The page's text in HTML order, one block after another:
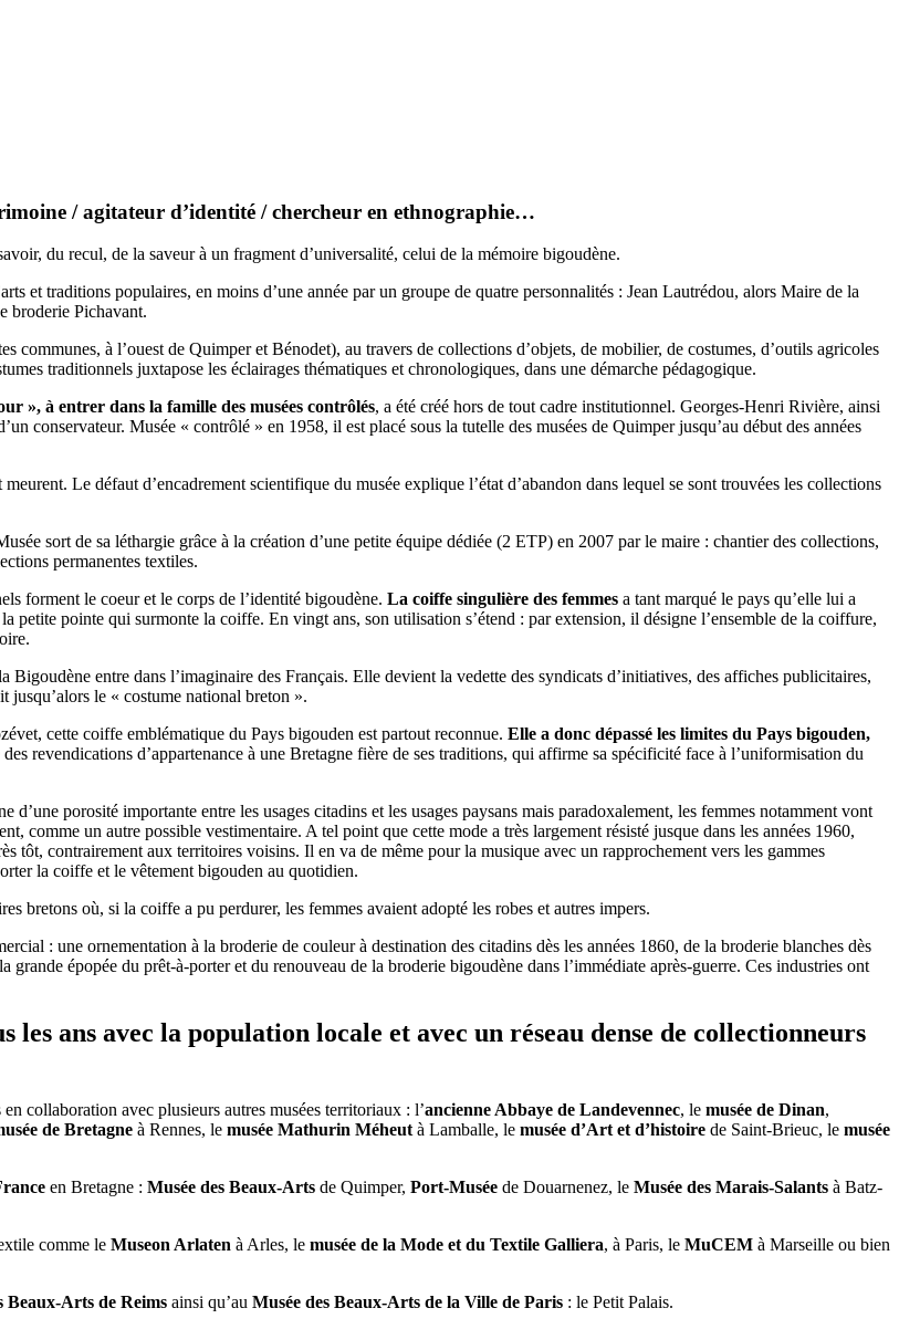
/ agitateur d’identité / chercheur en ethnographie…
du recul, de la saveur à un fragment d’universalité, celui de la mémoire bigoudène.
et traditions populaires, en moins d’une année par un groupe de quatre personnalités : Jean Lautrédou, alors Maire de la
broderie Pichavant.
à l’ouest de Quimper et Bénodet), au travers de collections d’objets, de mobilier, de costumes, d’outils agricoles
traditionnels juxtapose les éclairages thématiques et chronologiques, dans une démarche pédagogique.
», à entrer dans la famille des musées contrôlés, a été créé hors de tout cadre institutionnel. Georges‐Henri Rivière, ainsi
conservateur. Musée « contrôlé » en 1958, il est placé sous la tutelle des musées de Quimper jusqu’au début des années
Le défaut d’encadrement scientifique du musée explique l’état d’abandon dans lequel se sont trouvées les collections
sort de sa léthargie grâce à la création d’une petite équipe dédiée (2 ETP) en 2007 par le maire : chantier des collections,
permanentes textiles.
forment le coeur et le corps de l’identité bigoudène. La coiffe singulière des femmes a tant marqué le pays qu’elle lui a
petite pointe qui surmonte la coiffe. En vingt ans, son utilisation s’étend : par extension, il désigne l’ensemble de la coiffure,
entre dans l’imaginaire des Français. Elle devient la vedette des syndicats d’initiatives, des affiches publicitaires,
jusqu’alors le « costume national breton ».
cette coiffe emblématique du Pays bigouden est partout reconnue. Elle a donc dépassé les limites du Pays bigouden,
revendications d’appartenance à une Bretagne fière de ses traditions, qui affirme sa spécificité face à l’uniformisation du
d’une porosité importante entre les usages citadins et les usages paysans mais paradoxalement, les femmes notamment vont
comme un autre possible vestimentaire. A tel point que cette mode a très largement résisté jusque dans les années 1960,
tôt, contrairement aux territoires voisins. Il en va de même pour la musique avec un rapprochement vers les gammes
la coiffe et le vêtement bigouden au quotidien.
bretons où, si la coiffe a pu perdurer, les femmes avaient adopté les robes et autres impers.
: une ornementation à la broderie de couleur à destination des citadins dès les années 1860, de la broderie blanches dès
épopée du prêt-à-porter et du renouveau de la broderie bigoudène dans l’immédiate après-guerre. Ces industries ont
ans avec la population locale et avec un réseau dense de collectionneurs
collaboration avec plusieurs autres musées territoriaux : l’ancienne Abbaye de Landevennec, le musée de Dinan,
de Bretagne à Rennes, le musée Mathurin Méheut à Lamballe, le musée d’Art et d’histoire de Saint-Brieuc, le musée
en Bretagne : Musée des Beaux-Arts de Quimper, Port-Musée de Douarnenez, le Musée des Marais-Salants à Batz-
comme le Museon Arlaten à Arles, le musée de la Mode et du Textile Galliera, à Paris, le MuCEM à Marseille ou bien
Beaux-Arts de Reims ainsi qu’au Musée des Beaux-Arts de la Ville de Paris : le Petit Palais.